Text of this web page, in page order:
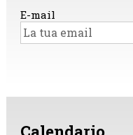
E-mail
Calendario